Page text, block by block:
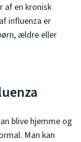
af en kronisk
influenza er
ældre eller
blive hjemme og
Man kan